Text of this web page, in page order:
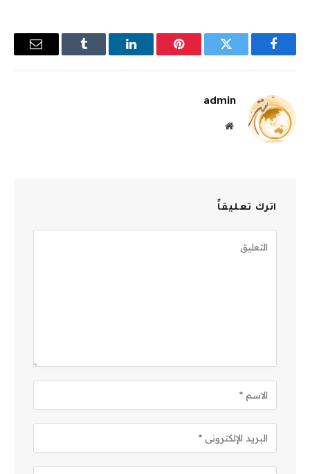
فيسبوك تويتر بينتيريستلينكدإن Tumblr
البريد
admin
موقع
اترك تعليقاً